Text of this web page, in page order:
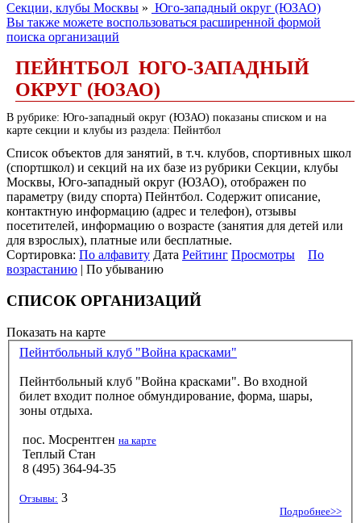
Секции, клубы Москвы » Юго-западный округ (ЮЗАО)
Вы также можете воспользоваться расширенной формой
поиска организаций
ПЕЙНТБОЛ ЮГО-ЗАПАДНЫЙ
ОКРУГ (ЮЗАО)
В рубрике: Юго-западный округ (ЮЗАО) показаны списком и на
карте секции и клубы из раздела: Пейнтбол
Список объектов для занятий, в т.ч. клубов, спортивных школ
(спортшкол) и секций на их базе из рубрики Секции, клубы
Москвы, Юго-западный округ (ЮЗАО), отображен по
параметру (виду спорта) Пейнтбол. Содержит описание,
контактную информацию (адрес и телефон), отзывы
посетителей, информацию о возрасте (занятия для детей или
для взрослых), платные или бесплатные.
Сортировка: По алфавиту Дата Рейтинг Просмотры
По
возрастанию | По убыванию
СПИСОК ОРГАНИЗАЦИЙ
Показать на карте
Пейнтбольный клуб "Война красками"
Пейнтбольный клуб "Война красками". Во входной
билет входит полное обмундирование, форма, шары,
зоны отдыха.
пос. Мосрентген на карте
Теплый Стан
8 (495) 364-94-35
Отзывы: 3
Подробнее>>